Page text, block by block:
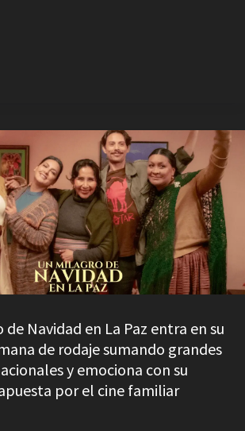
de Navidad en La Paz entra en su
de rodaje sumando grandes
y emociona con su
por el cine familiar